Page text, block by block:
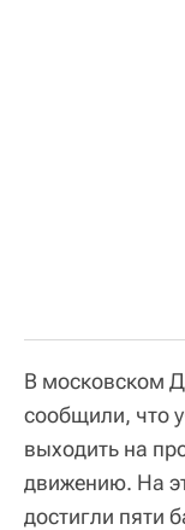
В московском
сообщили, что
выходить на
движению. На
достигли пяти